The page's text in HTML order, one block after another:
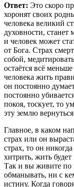
Ответ: Это скоро
хоронят своих
человека великий
духовности, станет
и человек может
от Бога. Страх
собой,
остаётся всё
человека жить
он постоянно
постоянно
покоя, тоскует, то
эту землю
Главное, в каком
страх или он
страх, то он
хитрить, жить будет
Так и вы живите по
обманывать, ни с
истину. Когда